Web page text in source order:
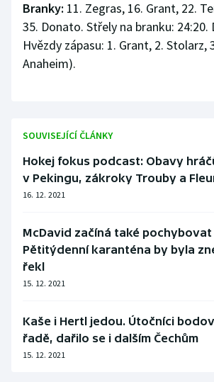
Branky: 11. Zegras, 16. Grant, 22.
35. Donato. Střely na branku: 24:20.
Hvězdy zápasu: 1. Grant, 2. Stolarz,
Anaheim).
SOUVISEJÍCÍ ČLÁNKY
Hokej fokus podcast: Obavy
v Pekingu, zákroky Trouby a
16. 12. 2021
McDavid začíná také
Pětitýdenní karanténa by byla
řekl
15. 12. 2021
Kaše i Hertl jedou. Útočníci
řadě, dařilo se i dalším Čechům
15. 12. 2021